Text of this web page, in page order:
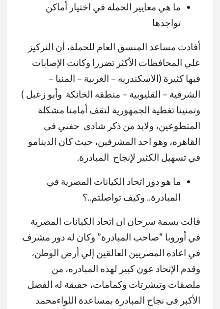
ما هي معايير الحملة في اختيار أماكن
تواجدها
أفادت مساعد المنسق العام للحملة، أن التركيز
علي المحافظات الأكثر تضررا وكانت الإصابات
فيها كثيرة (الاسكندريه – الغربية – المنيا –
الشرقية – القليوبية – منطقه الخانكة وأبو زعبل )
وتمنينا تغطية الجمهورية لتقف أمامنا مشكلة
المتطوعين، ولابد من ذكر شادى حفني فى
القاهره، وهو احد المشرفين، حيث كان الدينامو
في تسهيل الكثير لإنجاح المبادرة.
ما هو دور اتحاد الكيانات المصرية في
المبادرة.. وكيف تواصلتم..؟
قالت بسمة سرحان ان اتحاد الكيانات المصرية
في أوروبا “صاحب المبادرة” وكان له دور مشرف
في اعادة المصريين العالقين إلي أرض الوطن،
وقدم الإتحاد عون كبير لهذه المبادره، من
ملصقات وتيشرتات وكمامات، حقيقة له الفضل
الأكبر فى نجاح المبادرة بمساعدة اللواءمحمد